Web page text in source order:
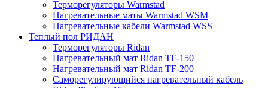
Терморегуляторы Warmstad
Нагревательные маты Warmstad WSM
Нагревательные кабели Warmstad WSS
Теплый пол РИДАН
Терморегуляторы Ridan
Нагревательный мат Ridan TF-150
Нагревательный мат Ridan TF-200
Саморегулирующийся нагревательный кабель